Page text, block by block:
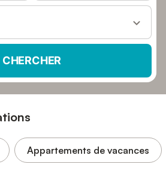
CHERCHER
Appartements de vacances